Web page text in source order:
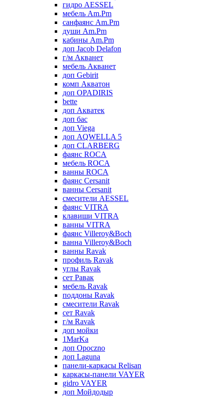
гидро AESSEL
мебель Am.Pm
санфаянс Am.Pm
души Am.Pm
кабины Am.Pm
доп Jacob Delafon
г/м Акванет
мебель Акванет
доп Gebirit
комп Акватон
доп OPADIRIS
bette
доп Акватек
доп бас
доп Viega
доп AQWELLA 5
доп CLARBERG
фаянс ROCA
мебель ROCA
ванны ROCA
фаянс Cersanit
ванны Cersanit
смесители AESSEL
фаянс VITRA
клавиши VITRA
ванны VITRA
фаянс Villeroy&Boch
ванна Villeroy&Boch
ванны Ravak
профиль Ravak
углы Ravak
сет Равак
мебель Ravak
поддоны Ravak
смесители Ravak
сет Ravak
г/м Ravak
доп мойки
1MarKa
доп Opoczno
доп Laguna
панели-каркасы Relisan
каркасы-панели VAYER
gidro VAYER
доп Мойдодыр